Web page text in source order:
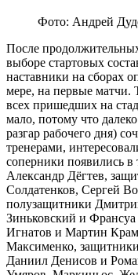
Фото: Андрей
После
выборе стартовых
наставники на сборах
мере, на первые матчи.
всех пришедших на
мало, потому что
разгар рабочего дня)
тренерами,
соперники появились в
Александр Дёгтев,
Солдатенков, Сергей
полузащитники
Зиньковский и
Игнатов и Мартин
Максименко,
Даниил Денисов и